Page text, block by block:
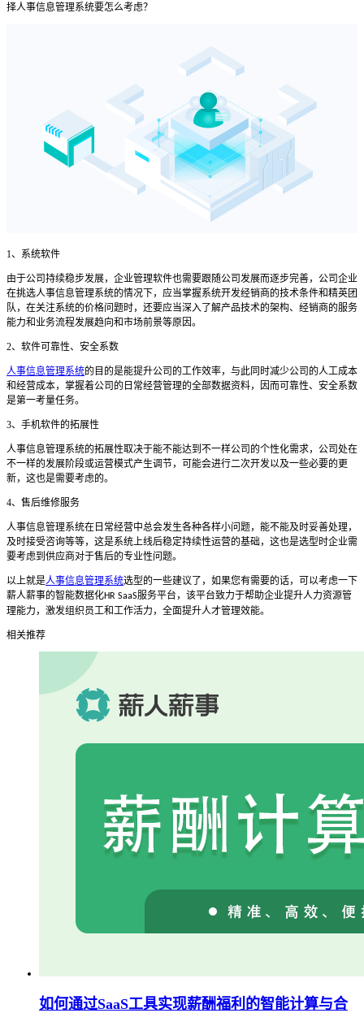
择人事信息管理系统要怎么考虑？
1、系统软件
由于公司持续稳步发展，企业管理软件也需要跟随公司发展而逐步完善，公司企业
在挑选人事信息管理系统的情况下，应当掌握系统开发经销商的技术条件和精英团
队， 在关注系统的价格问题时， 还要应当深入了解产品技术的架构、经销商的服务
能力和业务流程发展趋向和市场前景等原因。
2、软件可靠性、安全系数
人事信息管理系统的目的是能提升公司的工作效率，与此同时减少公司的人工成本
和经营成本，掌握着公司的日常经营管理的全部数据资料，因而可靠性、安全系数
是第一考量任务。
3、手机软件的拓展性
人事信息管理系统的拓展性取决于能不能达到不一样公司的个性化需求，公司处在
不一样的发展阶段或运营模式产生调节， 可能会进行二次开发以及一些必要的更
新， 这也是需要考虑的。
4、售后维修服务
人事信息管理系统在日常经营中总会发生各种各样小问题，能不能及时妥善处理，
及时接受咨询等等，这是系统上线后稳定持续性运营的基础，这也是选型时企业需
要考虑到供应商对于售后的专业性问题。
以上就是人事信息管理系统选型的一些建议了，如果您有需要的话，可以考虑一下
薪人薪事的智能数据化HR SaaS服务平台，该平台致力于帮助企业提升人力资源管
理能力，激发组织员工和工作活力，全面提升人才管理效能。
相关推荐
如何通过SaaS工具实现薪酬福利的智能计算与合